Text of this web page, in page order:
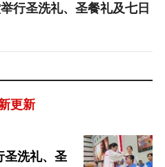
行圣洗礼、圣餐礼及七日
更新
圣洗礼、圣